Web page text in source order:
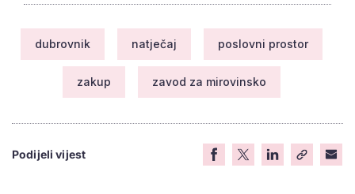
dubrovnik natječaj poslovni prostor
zakup zavod za mirovinsko
Podijeli vijest